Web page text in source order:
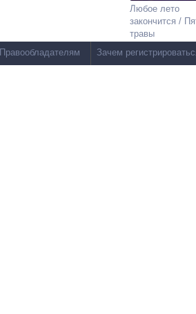
Любое лето
закончится /
травы
Правообладателям Зачем